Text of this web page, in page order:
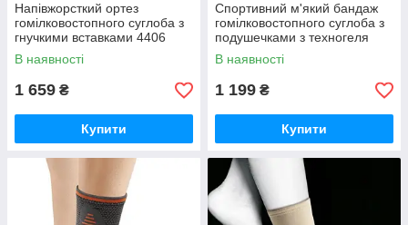
Напівжорсткий ортез
гомілковостопного суглоба з
гнучкими вставками 4406
Orliman
В наявності
1 659 ₴
Купити
Спортивний м'який бандаж
гомілковостопного суглоба з
подушечками з техногеля
Orliman OS6240
В наявності
1 199 ₴
Купити